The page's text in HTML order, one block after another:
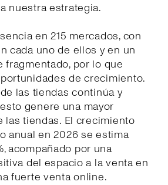
nuestra estrategia.
en 215 mercados, con
cada uno de ellos y en un
fragmentado, por lo que
de crecimiento.
las tiendas continúa y
genere una mayor
las tiendas. El crecimiento
anual en 2026 se estima
acompañado por una
del espacio a la venta en
fuerte venta online.